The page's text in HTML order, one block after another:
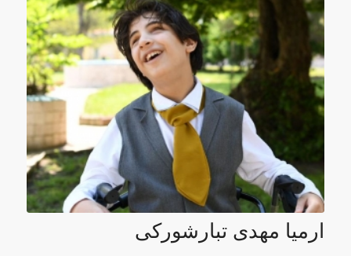
ارمیا مهدی تبارشورکی